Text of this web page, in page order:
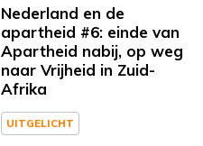
Nederland en de
apartheid #6: einde van
Apartheid nabij, op weg
naar Vrijheid in Zuid-
Afrika
UITGELICHT